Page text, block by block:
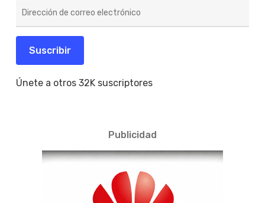
de
electrónico
Suscribir
Únete a otros 32K suscriptores
Publicidad